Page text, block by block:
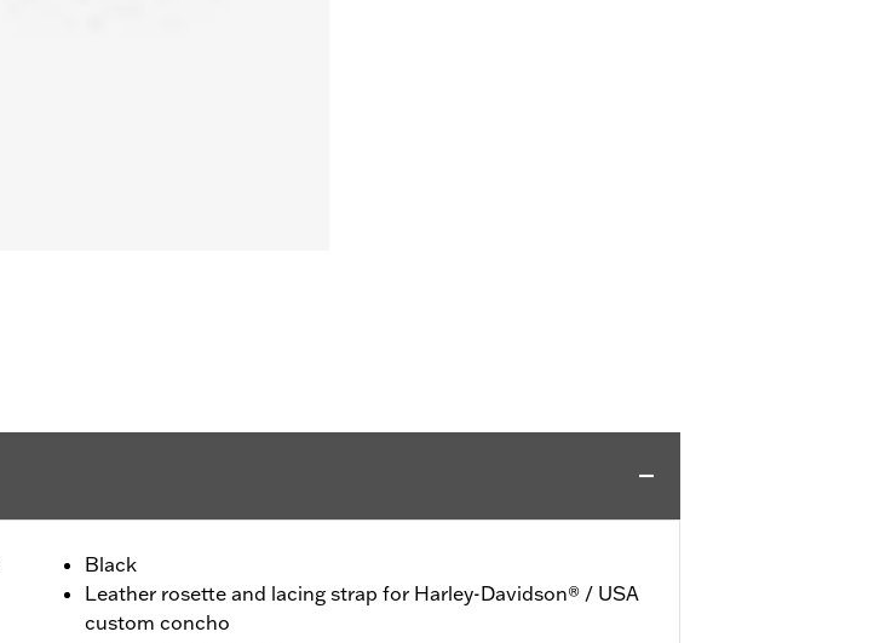
Black
Leather rosette and lacing strap for Harley-Davidson® / USA
custom concho